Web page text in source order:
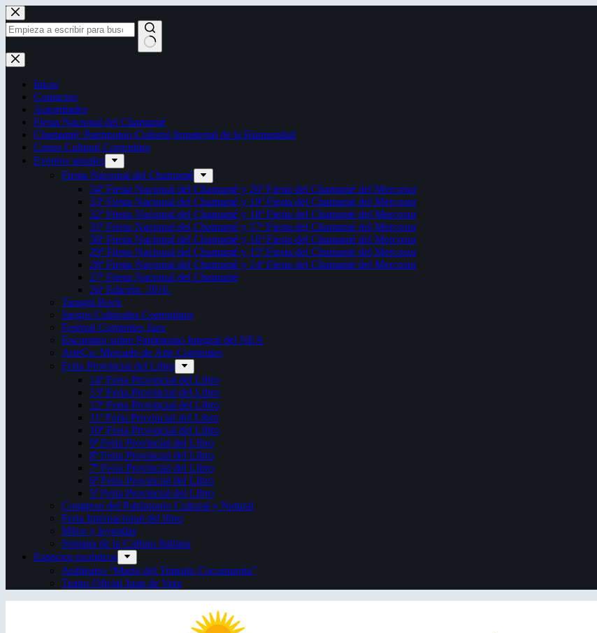
Saltar
al
contenido
Sin
resultados
Inicio
Contactos
Autoridades
Fiesta Nacional del Chamamé
Chamamé: Patrimonio Cultural Inmaterial de la Humanidad
Censo Cultural Correntino
Eventos anuales
Fiesta Nacional del Chamamé
34ª Fiesta Nacional del Chamamé y 20ª Fiesta del Chamamé del Mercosur
33ª Fiesta Nacional del Chamamé y 19ª Fiesta del Chamamé del Mercosur
32ª Fiesta Nacional del Chamamé y 18ª Fiesta del Chamamé del Mercosur
31ª Fiesta Nacional del Chamamé y 17ª Fiesta del Chamamé del Mercosur
30ª Fiesta Nacional del Chamamé y 16ª Fiesta del Chamamé del Mercosur
29ª Fiesta Nacional del Chamamé y 15ª Fiesta del Chamamé del Mercosur
28ª Fiesta Nacional del Chamamé y 14ª Fiesta del Chamamé del Mercosur
27ª Fiesta Nacional del Chamamé
26ª Edición. 2016.
Taragüi Rock
Juegos Culturales Correntinos
Festival Corrientes Jazz
Encuentro sobre Patrimonio Integral del NEA
ArteCo. Mercado de Arte Corrientes
Feria Provincial del Libro
14ª Feria Provincial del Libro
13ª Feria Provincial del Libro
12ª Feria Provincial del Libro
11ª Feria Provincial del Libro
10ª Feria Provincial del Libro
9ª Feria Provincial del Libro
8ª Feria Provincial del Libro
7ª Feria Provincial del Libro
6ª Feria Provincial del Libro
5ª Feria Provincial del Libro
Congreso del Patrimonio Cultural y Natural
Feria Internacional del libro
Mitos y leyendas
Semana de la Cultura Italiana
Espacios escénicos
Anfiteatro “Mario del Tránsito Cocomarola”
Teatro Oficial Juan de Vera